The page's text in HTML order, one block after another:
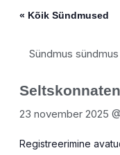
« Kõik Sündmused
Sündmus
23 november 2025
Registreerimine